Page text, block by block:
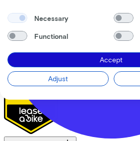
CSR
FAQ
Security & Privacy
Proud partner of
Necessary
Functional
Accept
Adjust